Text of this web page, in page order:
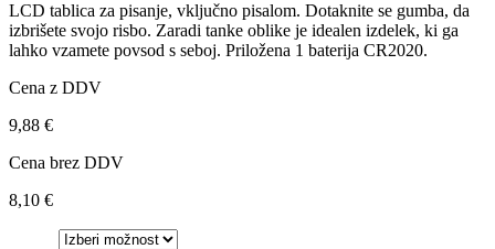
LCD tablica za pisanje, vključno pisalom. Dotaknite se gumba, da
izbrišete svojo risbo. Zaradi tanke oblike je idealen izdelek, ki ga
lahko vzamete povsod s seboj. Priložena 1 baterija CR2020.
Cena z DDV
9,88 €
Cena brez DDV
8,10 €